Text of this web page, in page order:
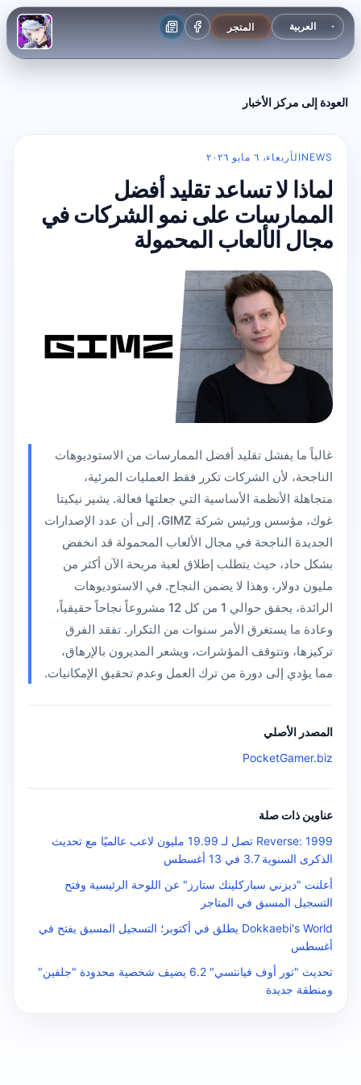
المتجر
العودة إلى مركز الأخبار
NEWSالأربعاء، ٦ مايو ٢٠٢٦
لماذا لا تساعد تقليد أفضل
الممارسات على نمو الشركات في
مجال الألعاب المحمولة
غالباً ما يفشل تقليد أفضل الممارسات من الاستوديوهات
الناجحة، لأن الشركات تكرر فقط العمليات المرئية،
متجاهلة الأنظمة الأساسية التي جعلتها فعالة. يشير نيكيتا
غوك، مؤسس ورئيس شركة GIMZ، إلى أن عدد الإصدارات
الجديدة الناجحة في مجال الألعاب المحمولة قد انخفض
بشكل حاد، حيث يتطلب إطلاق لعبة مربحة الآن أكثر من
مليون دولار، وهذا لا يضمن النجاح. في الاستوديوهات
الرائدة، يحقق حوالي 1 من كل 12 مشروعاً نجاحاً حقيقياً،
وعادة ما يستغرق الأمر سنوات من التكرار. تفقد الفرق
تركيزها، وتتوقف المؤشرات، ويشعر المديرون بالإرهاق،
مما يؤدي إلى دورة من ترك العمل وعدم تحقيق الإمكانيات.
المصدر الأصلي
PocketGamer.biz
عناوين ذات صلة
Reverse: 1999 تصل لـ 19.99 مليون لاعب عالميًا مع تحديث
الذكرى السنوية 3.7 في 13 أغسطس
أعلنت "ديزني سباركلينك ستارز" عن اللوحة الرئيسية وفتح
التسجيل المسبق في المتاجر
Dokkaebi's World يطلق في أكتوبر؛ التسجيل المسبق يفتح في
أغسطس
تحديث "تور أوف فيانتسي" 6.2 يضيف شخصية محدودة "جلفين"
ومنطقة جديدة